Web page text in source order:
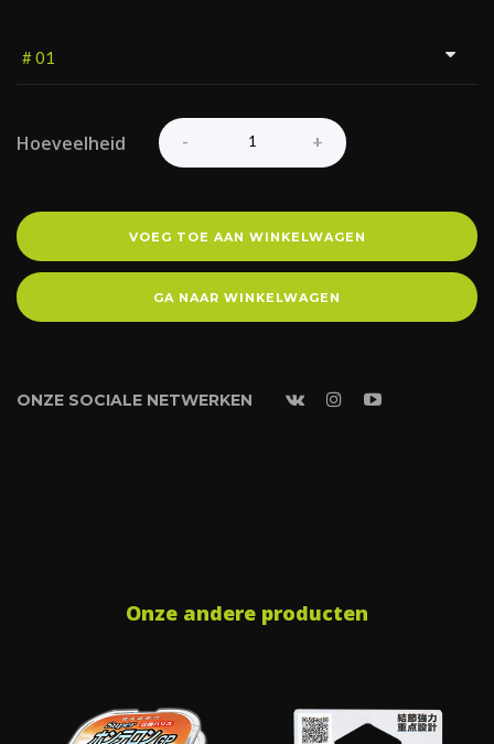
Hoeveelheid
VOEG TOE AAN WINKELWAGEN
GA NAAR WINKELWAGEN
ONZE SOCIALE NETWERKEN
Onze andere producten